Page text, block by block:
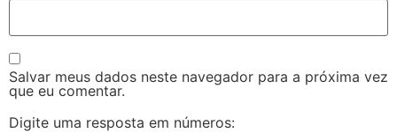
Salvar meus dados neste navegador para a próxima vez
que eu comentar.
Digite uma resposta em números: